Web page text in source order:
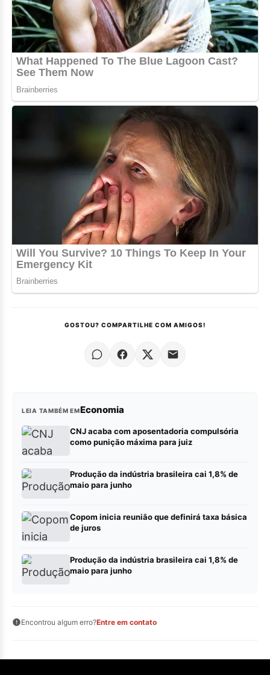
GOSTOU? COMPARTILHE COM AMIGOS!
LEIA TAMBÉM EMEconomia
CNJ acaba com aposentadoria compulsória
como punição máxima para juiz
Produção da indústria brasileira cai 1,8% de
maio para junho
Copom inicia reunião que definirá taxa básica
de juros
Produção da indústria brasileira cai 1,8% de
maio para junho
Encontrou algum erro?Entre em contato